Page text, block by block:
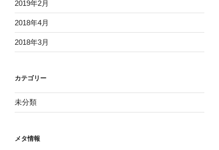
2019年2月
2018年4月
2018年3月
カテゴリー
未分類
メタ情報